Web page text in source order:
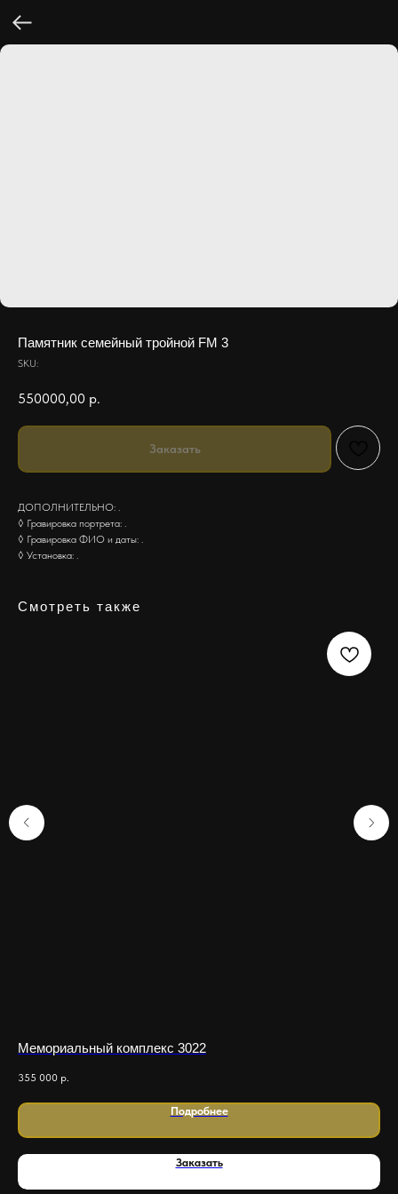
Памятник семейный тройной FM 3
SKU:
550000,00 р.
Заказать
ДОПОЛНИТЕЛЬНО: .
◊ Гравировка портрета: .
◊ Гравировка ФИО и даты: .
◊ Установка: .
Смотреть также
Мемориальный комплекс 3022
355 000 р.
Подробнее
Заказать